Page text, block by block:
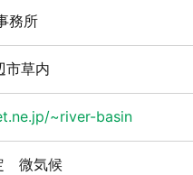
務所
市草内
~river-basin
微気候